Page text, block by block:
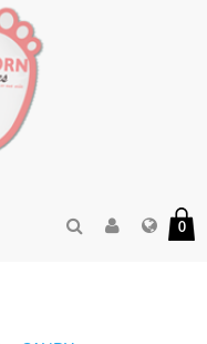
0